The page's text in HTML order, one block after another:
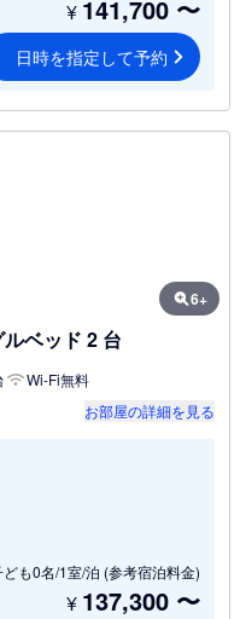
¥ 141,700 〜
日時を指定して予約
6+
ベッド 2 台
Wi-Fi無料
お部屋の詳細を見る
も0名/1室/泊 (参考宿泊料金)
¥ 137,300 〜